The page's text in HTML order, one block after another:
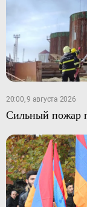
20:00, 9 августа 2026
Сильный пожар